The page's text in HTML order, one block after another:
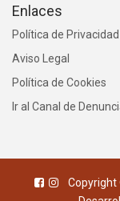
Enlaces
Política de Privacidad
Aviso Legal
Política de Cookies
Ir al Canal de
Copyright